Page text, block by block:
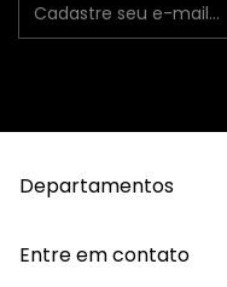
Departamentos
Entre em contato